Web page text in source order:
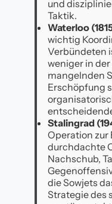
und
Taktik.
Waterloo
wichtig
Verbündeten
weniger in
mangelnden
Erschöpfung
Stalingrad
Operation zur
durchdachte
Nachschub,
die Sowjets
Strategie des